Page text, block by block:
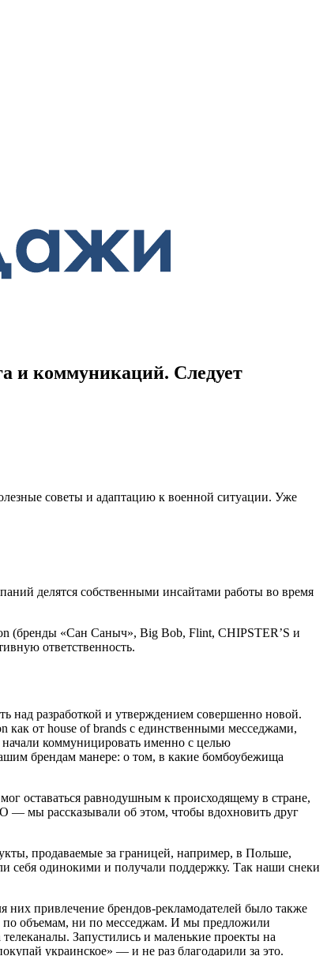
и коммуникаций. Следует
советы и адаптацию к военной ситуации. Уже
делятся собственными инсайтами работы во время
(бренды «Сан Саныч», Big Bob, Flint, CHIPSTER’S и
ответственность.
над разработкой и утверждением совершенно новой.
как от house of brands с единственными месседжами,
коммуницировать именно с целью
брендам манере: о том, в какие бомбоубежища
оставаться равнодушным к происходящему в стране,
— мы рассказывали об этом, чтобы вдохновить друг
продаваемые за границей, например, в Польше,
себя одинокими и получали поддержку. Так наши снеки
привлечение брендов-рекламодателей было также
по объемам, ни по месседжам. И мы предложили
Запустились и маленькие проекты на
украинское» — и не раз благодарили за это.